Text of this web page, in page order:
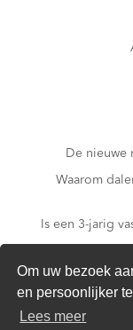
Om uw bezoek
en persoonlijker
Lees meer
De nieuwe
Waarom
Is een 3-jarig